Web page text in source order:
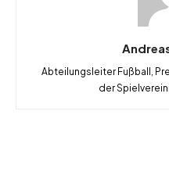
Abteilungsleiter Fußball,
der